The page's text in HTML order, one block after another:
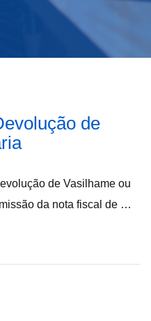
de
de Vasilhame ou
da nota fiscal de …